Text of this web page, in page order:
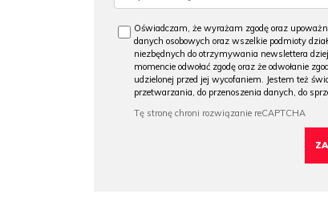
Oświadczam, że wyrażam zgodę oraz
danych osobowych oraz wszelkie podmioty
niezbędnych do otrzymywania newslettera
momencie odwołać zgodę oraz że odwołanie
udzielonej przed jej wycofaniem. Jestem też
przetwarzania, do przenoszenia danych, do